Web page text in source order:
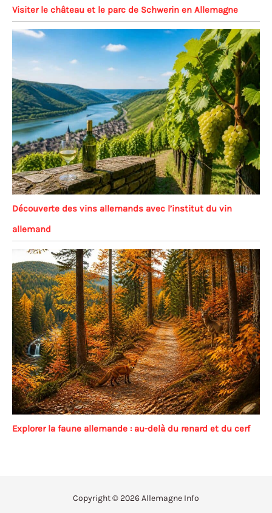
Visiter le château et le parc de Schwerin en Allemagne
Découverte des vins allemands avec l’institut du vin
allemand
Explorer la faune allemande : au-delà du renard et du cerf
Copyright © 2026 Allemagne Info